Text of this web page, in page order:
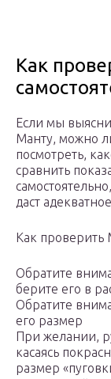
Как
Если мы
Манту, можно
посмотреть,
сравнить
даст
Как проверить
Обратите
берите его в
Обратите
его размер
При желании,
касаясь
размер